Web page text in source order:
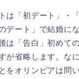
は「初デート」・
デート」で結婚に
は「告白」初めて
が省略します。な
をオリンピアは問